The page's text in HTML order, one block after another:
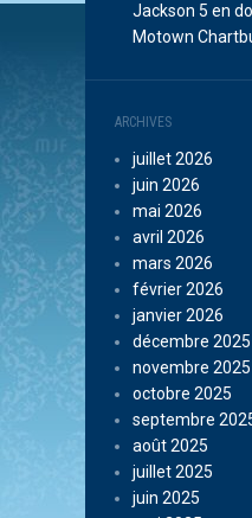
Jackson 5 en
Motown
ARCHIVES
juillet 2026
juin 2026
mai 2026
avril 2026
mars 2026
février 2026
janvier 2026
décembre 2025
novembre 2025
octobre 2025
septembre
août 2025
juillet 2025
juin 2025